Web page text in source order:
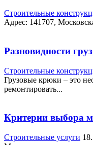
Строительные
Адрес: 141707,
Разновидности
Строительные
Грузовые крюки – это
ремонтировать...
Критерии выбора
Строительные услуги